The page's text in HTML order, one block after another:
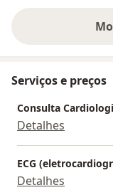
Serviços e preços
Consulta
Detalhes
ECG
Detalhes